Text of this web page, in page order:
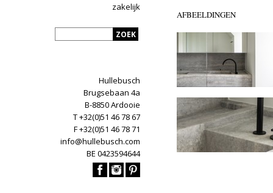
zakelijk
Hullebusch
Brugsebaan 4a
B-8850 Ardooie
T +32(0)51 46 78 67
F +32(0)51 46 78 71
info@hullebusch.com
BE 0423594644
AFBEELDINGEN